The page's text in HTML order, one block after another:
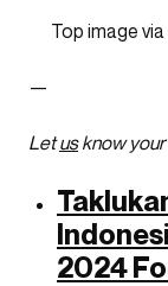
Top image
—
Letusknow
2024